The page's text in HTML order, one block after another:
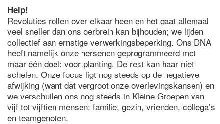
Help!
Revoluties rollen over elkaar heen en het gaat allemaal
veel sneller dan ons oerbrein kan bijhouden; we lijden
collectief aan ernstige verwerkingsbeperking. Ons DNA
heeft namelijk onze hersenen geprogrammeerd met
maar één doel: voortplanting. De rest kan haar niet
schelen. Onze focus ligt nog steeds op de negatieve
afwijking (want dat vergroot onze overlevingskansen) en
we verschuilen ons nog steeds in Kleine Groepen van
vijf tot vijftien mensen: familie, gezin, vrienden, collega’s
en teamgenoten.